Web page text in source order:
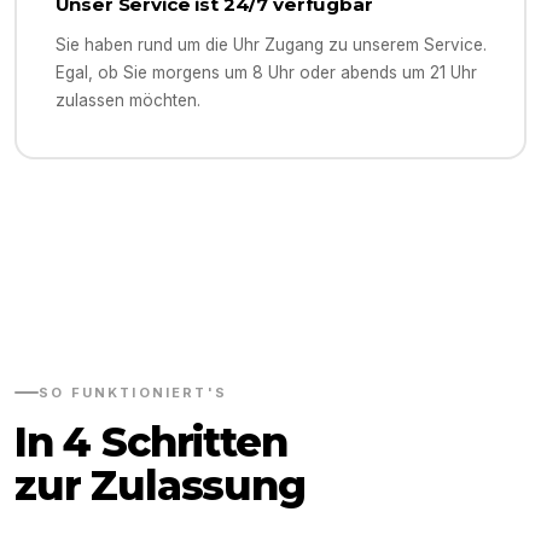
Unser Service ist 24/7 verfügbar
Sie haben rund um die Uhr Zugang zu unserem Service.
Egal, ob Sie morgens um 8 Uhr oder abends um 21 Uhr
zulassen möchten.
SO FUNKTIONIERT'S
In 4 Schritten
zur Zulassung